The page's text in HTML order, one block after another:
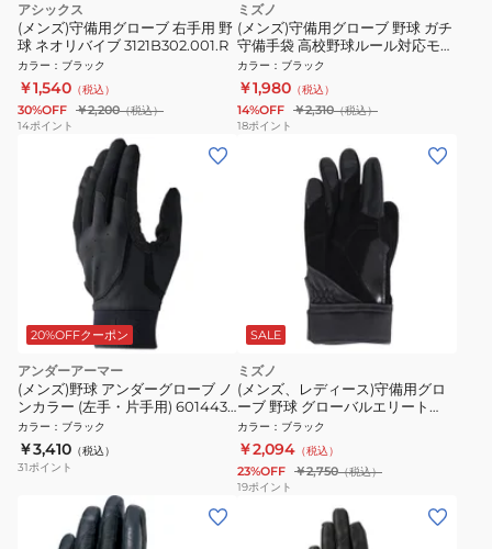
アシックス
(メンズ)守備用グローブ 右手用 野
球 ネオリバイブ 3121B302.001.R
カラー ： ブラック
￥1,540 （税込）
30%OFF ￥2,200（税込）
14ポイント
ミズノ
(メンズ)守備用グローブ 野球 ガチ
守備手袋 高校野球ルール対応モデ
ル 右手用 1EJED32190
カラー ： ブラック
￥1,980 （税込）
14%OFF ￥2,310（税込）
18ポイント
20%OFFクーポン
アンダーアーマー
(メンズ)野球 アンダーグローブ ノ
ンカラー (左手・片手用) 6014436
001
カラー ： ブラック
￥3,410 （税込）
31ポイント
SALE
ミズノ
(メンズ、レディース)守備用グロ
ーブ 野球 グローバルエリート
ZeroSpace 左手用 高校野球ルー
ル対応モデル 1EJED28090
カラー ： ブラック
￥2,094 （税込）
23%OFF ￥2,750（税込）
19ポイント